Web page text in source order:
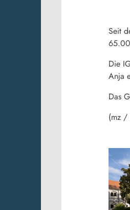
Seit
Die
Anja
Das
(mz /